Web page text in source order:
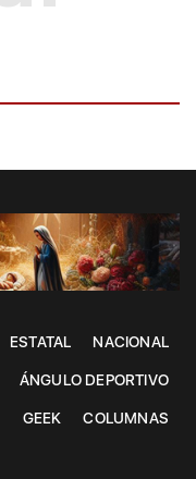
ESTATAL NACIONAL
ÁNGULO DEPORTIVO
GEEK COLUMNAS